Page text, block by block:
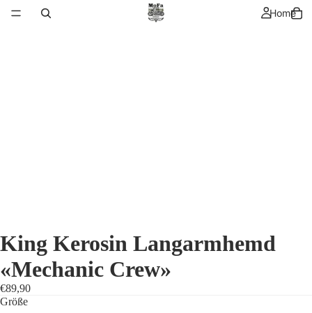
Home
King Kerosin Langarmhemd
«Mechanic Crew»
€89,90
Größe